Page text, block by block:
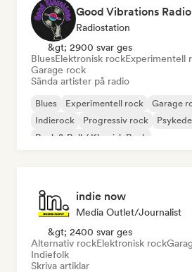
Good Vibrations Radio
Radiostation
&gt; 2900 svar ges
BluesElektronisk rockExperimentell
Garage rock
Sända artister på radio
Blues Experimentell rock Garage
Indierock
Progressiv rock
Rock & Roll / Klassisk Rock
indie now
Media Outlet/Journalist
&gt; 2400 svar ges
Alternativ rockElektronisk rock
Indiefolk
Skriva artiklar